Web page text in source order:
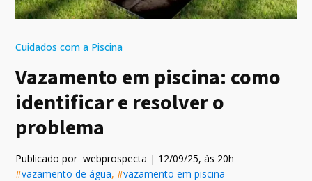
Cuidados com a Piscina
Vazamento em piscina: como
identificar e resolver o
problema
Publicado porwebprospecta | 12/09/25, às 20h
#vazamento de água, #vazamento em piscina